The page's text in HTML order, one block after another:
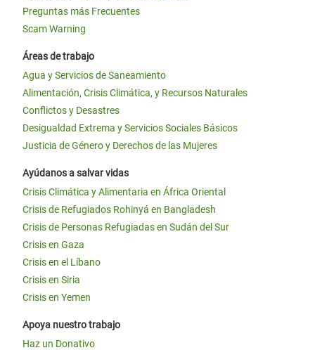
Preguntas más Frecuentes
Scam Warning
Áreas de trabajo
Agua y Servicios de Saneamiento
Alimentación, Crisis Climática, y Recursos Naturales
Conflictos y Desastres
Desigualdad Extrema y Servicios Sociales Básicos
Justicia de Género y Derechos de las Mujeres
Ayúdanos a salvar vidas
Crisis Climática y Alimentaria en África Oriental
Crisis de Refugiados Rohinyá en Bangladesh
Crisis de Personas Refugiadas en Sudán del Sur
Crisis en Gaza
Crisis en el Líbano
Crisis en Siria
Crisis en Yemen
Apoya nuestro trabajo
Haz un Donativo